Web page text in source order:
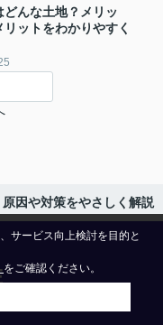
どんな土地？メリッ
リットをわかりやすく
因や対策をやさしく解説
サービス向上検討を目的と
をご確認ください。